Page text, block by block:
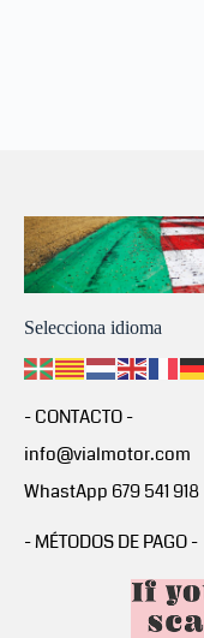
Selecciona idioma
- CONTACTO -
info@vialmotor.com
WhastApp 679 541 918
- MÉTODOS DE PAGO -